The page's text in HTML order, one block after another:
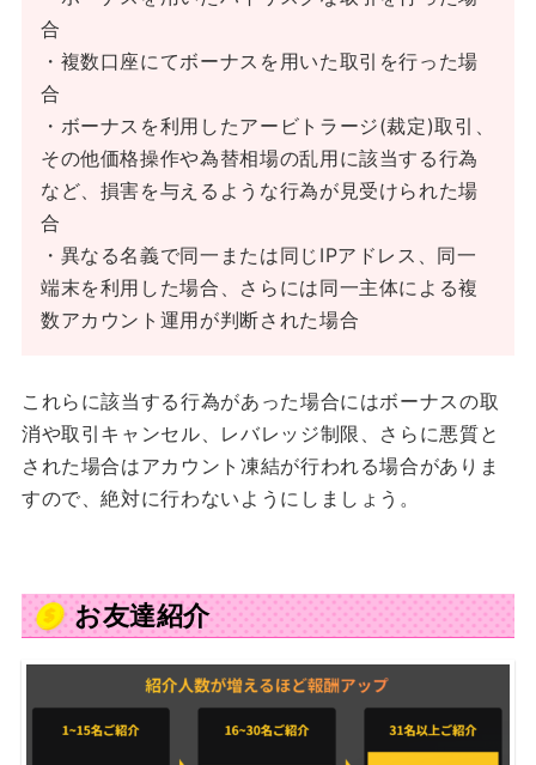
合
・複数口座にてボーナスを用いた取引を行った場
合
・ボーナスを利用したアービトラージ(裁定)取引、
その他価格操作や為替相場の乱用に該当する行為
など、損害を与えるような行為が見受けられた場
合
・異なる名義で同一または同じIPアドレス、同一
端末を利用した場合、さらには同一主体による複
数アカウント運用が判断された場合
これらに該当する行為があった場合にはボーナスの取
消や取引キャンセル、レバレッジ制限、さらに悪質と
された場合はアカウント凍結が行われる場合がありま
すので、絶対に行わないようにしましょう。
お友達紹介